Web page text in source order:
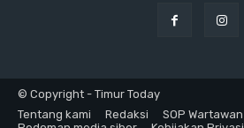
© Copyright - Timur Today
Tentang kami
Redaksi
SOP Wartawan